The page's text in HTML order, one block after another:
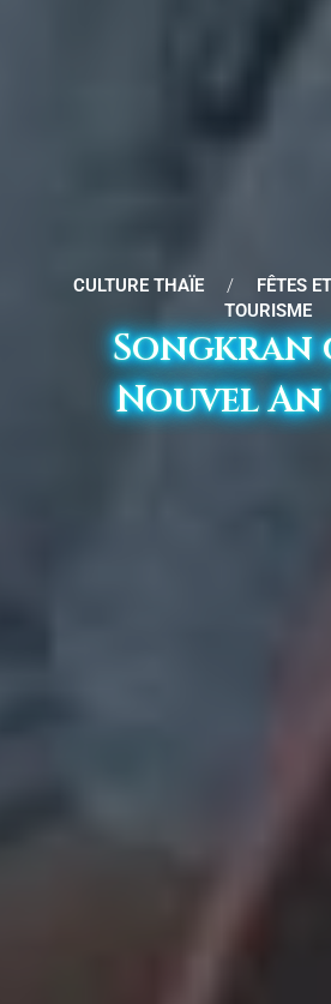
CULTURE THAÏE / FÊTES
TOURISME
Songkran
Nouvel